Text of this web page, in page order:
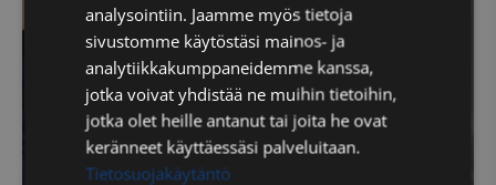
analysointiin. Jaamme myös tietoja
sivustomme käytöstäsi mainos- ja
analytiikkakumppaneidemme kanssa,
jotka voivat yhdistää ne muihin tietoihin,
jotka olet heille antanut tai joita he ovat
keränneet käyttäessäsi palveluitaan.
Tietosuojakäytäntö